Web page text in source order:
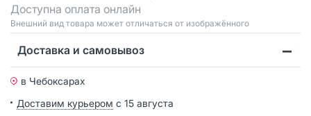
Доступна оплата онлайн
Bнешний вид товара может отличаться от изображённого
Доставка и самовывоз
в Чебоксарах
Доставим курьером с 15 августа